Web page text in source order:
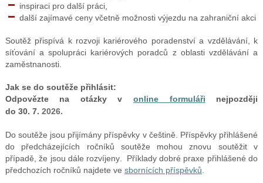
inspiraci pro další práci,
další zajímavé ceny včetně možnosti výjezdu na zahraniční akci
Soutěž přispívá k rozvoji kariérového poradenství a vzdělávání, k
síťování a spolupráci kariérových poradců z oblasti vzdělávání a
zaměstnanosti.
Jak se do soutěže přihlásit:
Odpovězte na otázky vonline formuláři nejpozději
do 30. 7. 2026.
Do soutěže jsou přijímány příspěvky v češtině. Příspěvky přihlášené
do předcházejících ročníků soutěže mohou znovu soutěžit v
případě, že jsou dále rozvíjeny. Příklady dobré praxe přihlášené do
předchozích ročníků najdete ve sbornících příspěvků